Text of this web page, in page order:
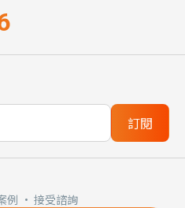
訂閱
例 · 接受諮詢